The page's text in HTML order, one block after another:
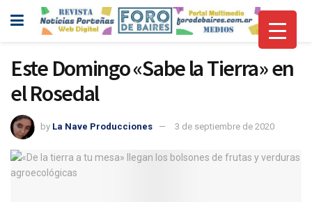
Este Domingo «Sabe la Tierra» en
el Rosedal
by La Nave Producciones 3 de septiembre de 2020